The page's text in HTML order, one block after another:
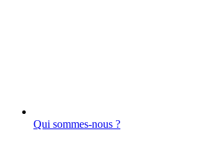
Qui sommes-nous ?